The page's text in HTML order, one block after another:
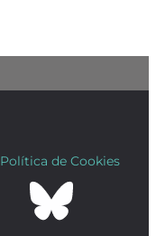
Política de Cookies